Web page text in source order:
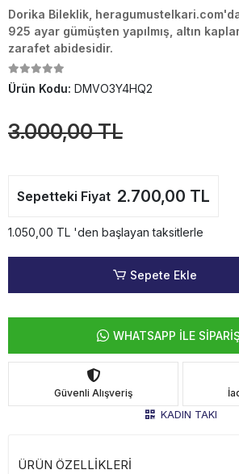
Dorika Bileklik,
925 ayar gümüşten yapılmış, altın
zarafet abidesidir.
Ürün Kodu: DMVO3Y4HQ2
3.000,00 TL
Sepetteki Fiyat 2.700,00 TL
1.050,00 TL 'den başlayan taksitlerle
Sepete Ekle
WHATSAPP İLE
Güvenli Alışveriş
KADIN TAKI
ÜRÜN ÖZELLİKLERİ